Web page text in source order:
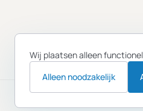
Wij plaatsen alleen
Alleen noodzakelijk